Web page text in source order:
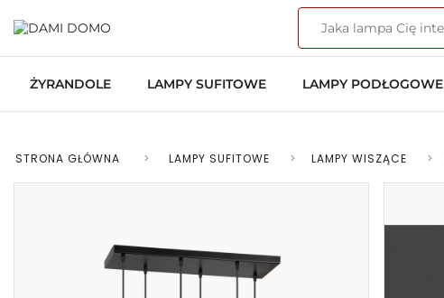
ŻYRANDOLE LAMPY SUFITOWE LAMPY PODŁOGOWE
STRONA GŁÓWNA > LAMPY SUFITOWE > LAMPY WISZĄCE >